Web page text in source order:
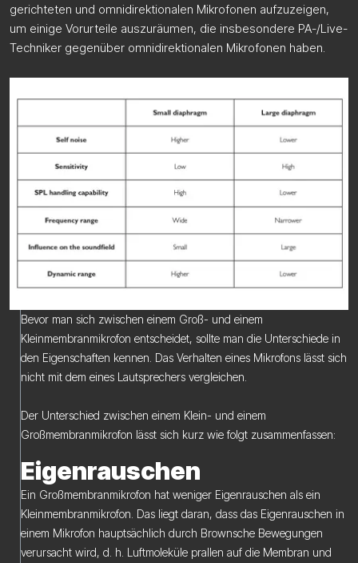
gerichteten und omnidirektionalen Mikrofonen aufzuzeigen,
um einige Vorurteile auszuräumen, die insbesondere PA-/Live-
Techniker gegenüber omnidirektionalen Mikrofonen haben.
Bevor man sich zwischen einem Groß- und einem
Kleinmembranmikrofon entscheidet, sollte man die Unterschiede in
den Eigenschaften kennen. Das Verhalten eines Mikrofons lässt sich
nicht mit dem eines Lautsprechers vergleichen.
Der Unterschied zwischen einem Klein- und einem
Großmembranmikrofon lässt sich kurz wie folgt zusammenfassen:
Eigenrauschen
Ein Großmembranmikrofon hat weniger Eigenrauschen als ein
Kleinmembranmikrofon. Das liegt daran, dass das Eigenrauschen in
einem Mikrofon hauptsächlich durch Brownsche Bewegungen
verursacht wird, d. h. Luftmoleküle prallen auf die Membran und